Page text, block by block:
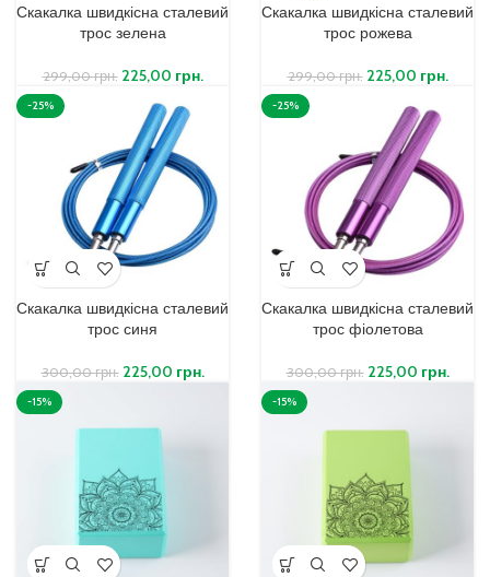
Скакалка швидкісна сталевий
трос зелена
299,00грн. 225,00 грн.
Скакалка швидкісна сталевий
трос рожева
299,00грн. 225,00 грн.
-25%
Скакалка швидкісна сталевий
трос синя
300,00грн. 225,00 грн.
-25%
Скакалка швидкісна сталевий
трос фіолетова
300,00грн. 225,00 грн.
-15% -15%